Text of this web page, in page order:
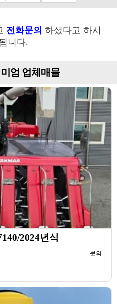
전화문의 하셨다고 하시
니다.
엄 업체매물
2024년식
문의